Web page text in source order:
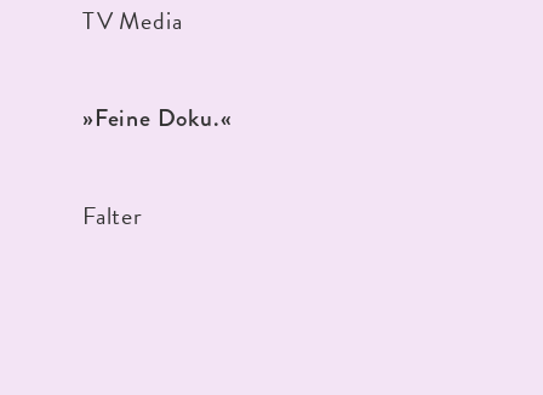
TV Media
»Feine Doku.«
Falter